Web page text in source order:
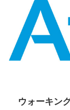
ウォーキン